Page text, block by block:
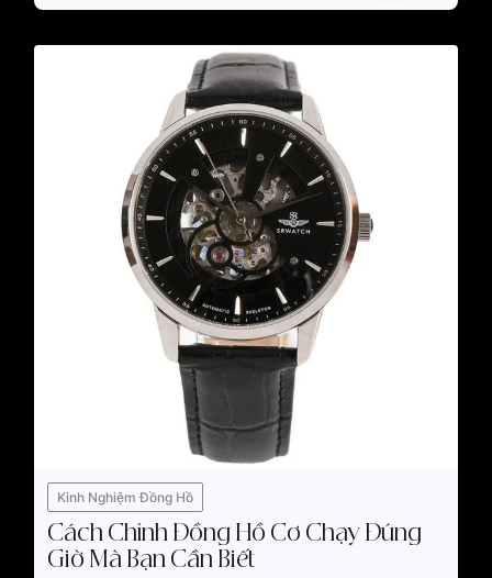
Kinh Nghiệm Đồng Hồ
Cách Chỉnh Đồng Hồ Cơ Chạy Đúng
Giờ Mà Bạn Cần Biết